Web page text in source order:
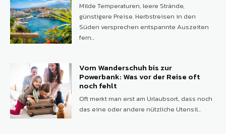
Milde Temperaturen, leere Strände,
günstigere Preise. Herbstreisen in den
Süden versprechen entspannte Auszeiten
fern...
Vom Wanderschuh bis zur
Powerbank: Was vor der Reise oft
noch fehlt
Oft merkt man erst am Urlaubsort, dass noch
das eine oder andere nützliche Utensil...